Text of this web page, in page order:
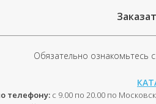
Обязательно ознакомьтесь
телефону: с 9.00 по 20.00 по